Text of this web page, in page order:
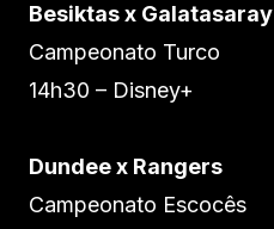
Besiktas x Galatasaray
Campeonato Turco
14h30 – Disney+
Dundee x Rangers
Campeonato Escocês